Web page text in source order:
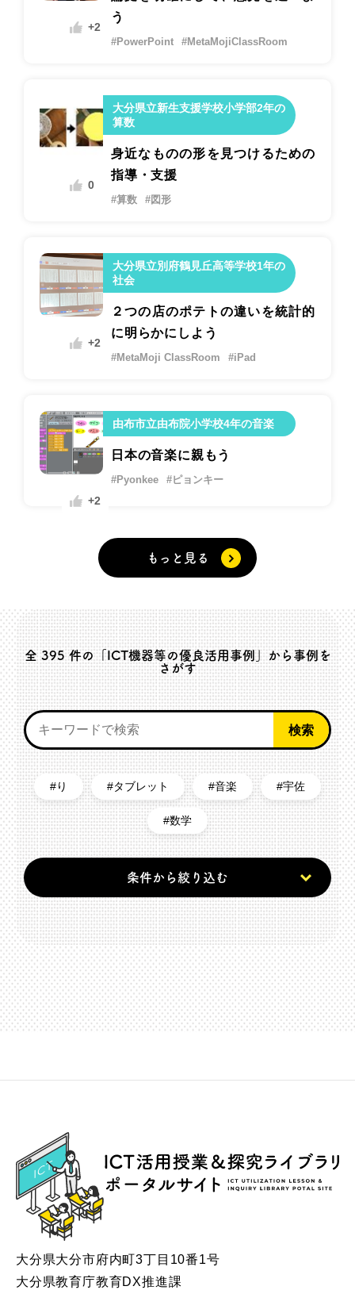
+2
う
#PowerPoint #MetaMojiClassRoom
大分県立新生支援学校小学部2年の
算数
0
身近なものの形を見つけるための
指導・支援
#算数 #図形
大分県立別府鶴見丘高等学校1年の
社会
+2
２つの店のポテトの違いを統計的
に明らかにしよう
#MetaMoji ClassRoom #iPad
由布市立由布院小学校4年の音楽
+2
日本の音楽に親もう
#Pyonkee #ピョンキー
もっと見る
全395件の「ICT機器等の優良活用事例」から事例を
さがす
り タブレット 音楽 宇佐
数学
条件から絞り込む
ICT
大分県大分市府内町3丁目10番1号
大分県教育庁教育DX推進課